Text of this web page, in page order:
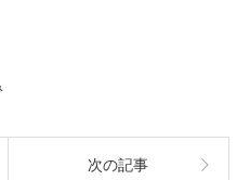
次の記事